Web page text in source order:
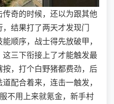
奇的时候，还以为跟其他
结果打了两天才发现门
顺序，战士得先放破甲，
三下衔接上了才能触发最
，打个白野猪都费劲，后
配合着来，连击一触发，
不用上来就氪金，新手村